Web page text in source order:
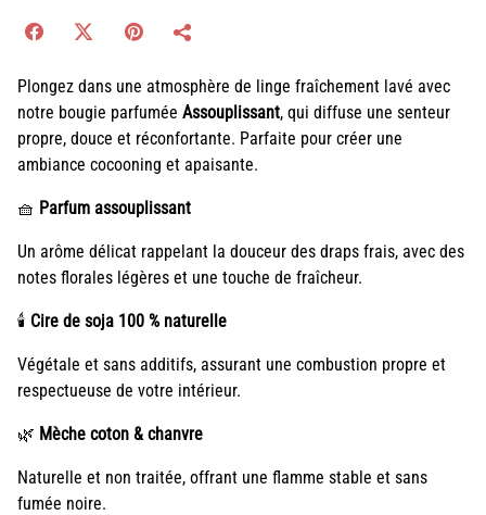
Plongez dans une atmosphère de linge fraîchement lavé avec
notre bougie parfumée Assouplissant, qui diffuse une senteur
propre, douce et réconfortante. Parfaite pour créer une
ambiance cocooning et apaisante.
🧺 Parfum assouplissant
Un arôme délicat rappelant la douceur des draps frais, avec des
notes florales légères et une touche de fraîcheur.
🕯️ Cire de soja 100 % naturelle
Végétale et sans additifs, assurant une combustion propre et
respectueuse de votre intérieur.
🌿 Mèche coton & chanvre
Naturelle et non traitée, offrant une flamme stable et sans
fumée noire.